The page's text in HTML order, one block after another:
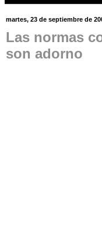
martes, 23 de septiembre de
Las normas
son adorno